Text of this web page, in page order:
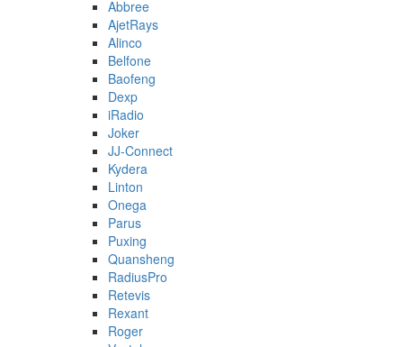
Abbree
AjetRays
Alinco
Belfone
Baofeng
Dexp
iRadio
Joker
JJ-Connect
Kydera
Linton
Onega
Parus
Puxing
Quansheng
RadiusPro
Retevis
Rexant
Roger